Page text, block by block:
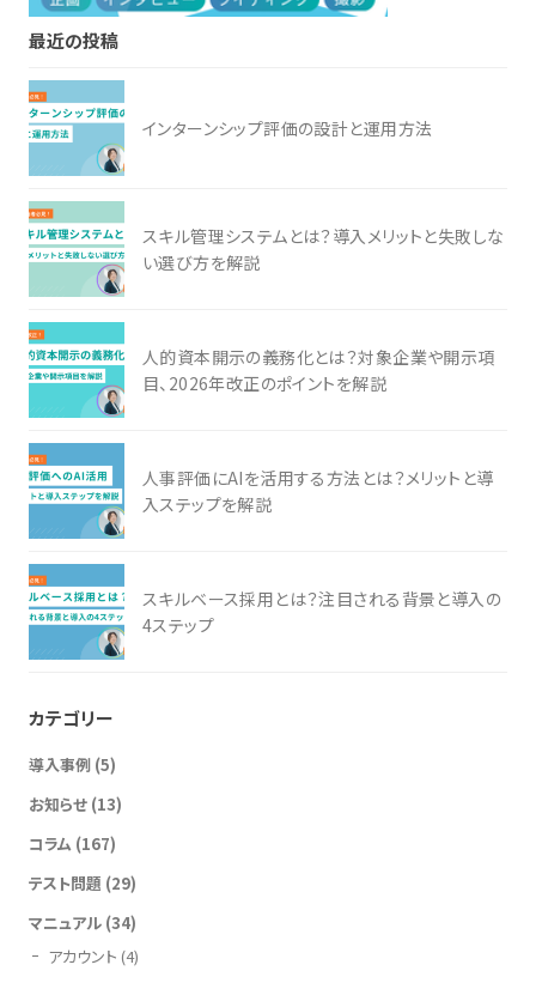
最近の投稿
インターンシップ評価の設計と運用方法
スキル管理システムとは？導入メリットと失敗しな
い選び方を解説
人的資本開示の義務化とは？対象企業や開示項
目、2026年改正のポイントを解説
人事評価にAIを活用する方法とは？メリットと導
入ステップを解説
スキルベース採用とは？注目される背景と導入の
4ステップ
カテゴリー
導入事例(5)
お知らせ(13)
コラム(167)
テスト問題 (29)
マニュアル(34)
アカウント (4)